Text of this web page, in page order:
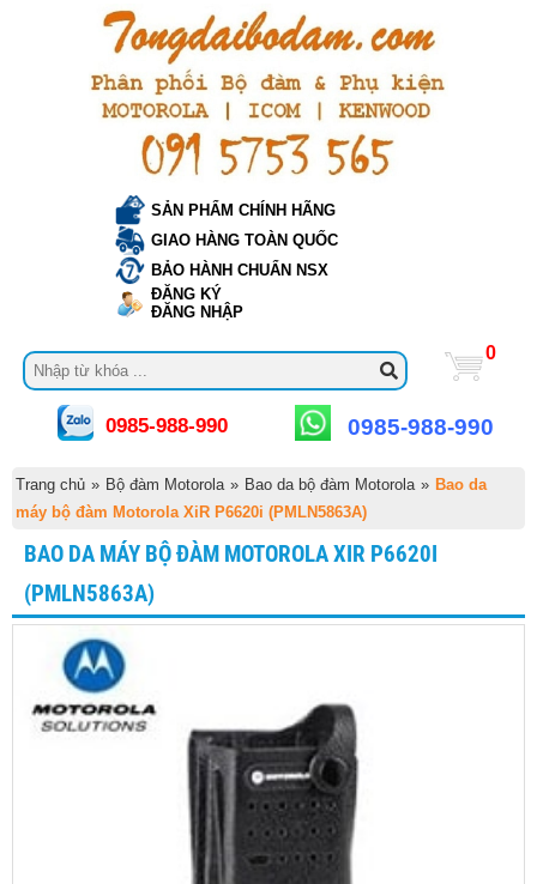
SẢN PHẨM CHÍNH HÃNG
GIAO HÀNG TOÀN QUỐC
BẢO HÀNH CHUẨN NSX
ĐĂNG KÝ
ĐĂNG NHẬP
0
0985-988-990 0985-988-990
Trang chủ » Bộ đàm Motorola » Bao da bộ đàm Motorola » Bao da
máy bộ đàm Motorola XiR P6620i (PMLN5863A)
BAO DA MÁY BỘ ĐÀM MOTOROLA XIR P6620I
(PMLN5863A)